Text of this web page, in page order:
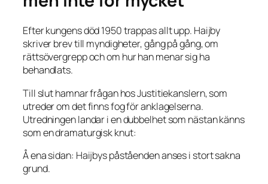
Efter kungens död 1950 trappas allt upp. Haijby
skriver brev till myndigheter, gång på gång, om
rättsövergrepp och om hur han menar sig ha
behandlats.
Till slut hamnar frågan hos Justitiekanslern, som
utreder om det finns fog för anklagelserna.
Utredningen landar i en dubbelhet som nästan känns
som en dramaturgisk knut:
Å ena sidan: Haijbys påståenden anses i stort sakna
grund.